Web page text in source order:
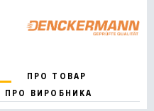
ПРО ТОВАР
ПРО ВИРОБНИКА